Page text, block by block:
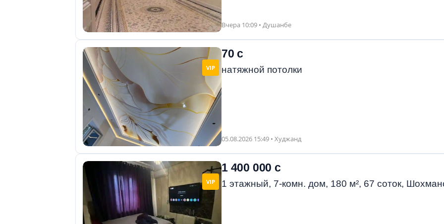
Вчера 10:09 • Душанбе
VIP
70 с
натяжной потолки
05.08.2026 15:49 • Худжанд
VIP
1 400 000 с
1 этажный, 7-комн. дом, 180 м², 67 соток,